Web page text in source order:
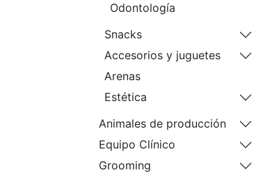
Odontología
Snacks
Accesorios y juguetes
Arenas
Estética
Animales de producción
Equipo Clínico
Grooming